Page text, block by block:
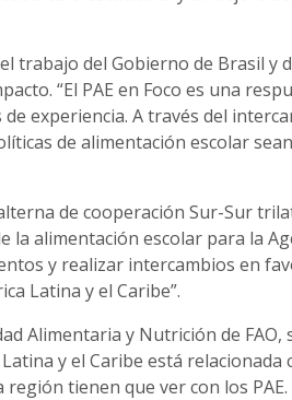
trabajo del Gobierno de Brasil y
“El PAE en Foco es una
experiencia. A través del
de alimentación escolar
de cooperación Sur-Sur
la alimentación escolar para la
y realizar intercambios en
Latina y el Caribe”.
Alimentaria y Nutrición de FAO,
y el Caribe está relacionada
tienen que ver con los